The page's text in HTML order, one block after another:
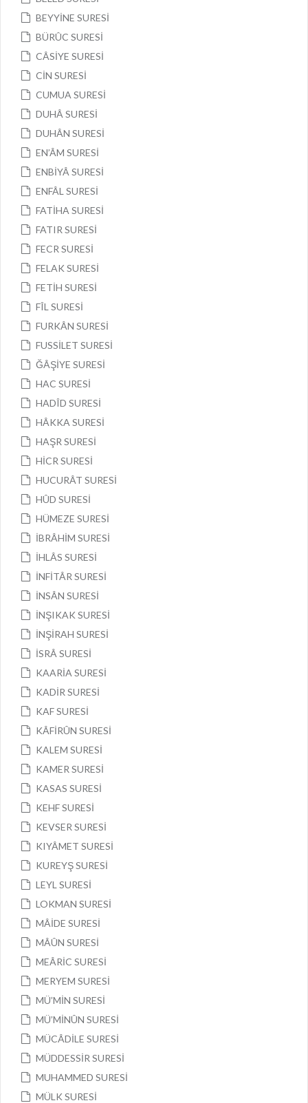
BEYYİNE SURESİ
BÜRÛC SURESİ
CÂSİYE SURESİ
CİN SURESİ
CUMUA SURESİ
DUHÂ SURESİ
DUHÂN SURESİ
EN’ÂM SURESİ
ENBİYÂ SURESİ
ENFÂL SURESİ
FATİHA SURESİ
FATIR SURESİ
FECR SURESİ
FELAK SURESİ
FETİH SURESİ
FÎL SURESİ
FURKÂN SURESİ
FUSSİLET SURESİ
ĞÂŞİYE SURESİ
HAC SURESİ
HADÎD SURESİ
HÂKKA SURESİ
HAŞR SURESİ
HİCR SURESİ
HUCURÂT SURESİ
HÛD SURESİ
HÜMEZE SURESİ
İBRÂHİM SURESİ
İHLÂS SURESİ
İNFİTÂR SURESİ
İNSÂN SURESİ
İNŞIKAK SURESİ
İNŞİRAH SURESİ
İSRÂ SURESİ
KAARİA SURESİ
KADİR SURESİ
KAF SURESİ
KÂFİRÛN SURESİ
KALEM SURESİ
KAMER SURESİ
KASAS SURESİ
KEHF SURESİ
KEVSER SURESİ
KIYÂMET SURESİ
KUREYŞ SURESİ
LEYL SURESİ
LOKMAN SURESİ
MÂİDE SURESİ
MÂÛN SURESİ
MEÂRİC SURESİ
MERYEM SURESİ
MÜ’MİN SURESİ
MÜ’MİNÛN SURESİ
MÜCÂDİLE SURESİ
MÜDDESSİR SURESİ
MUHAMMED SURESİ
MÜLK SURESİ